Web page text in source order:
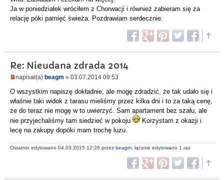
Ja w poniedziałek wróciłem z Chorwacji i również zabieram się za
relację póki pamięć świeża. Pozdrawiam serdecznie.
Re: Nieudana zdrada 2014
napisał(a) beagm » 03.07.2014 09:53
O wszystkim napiszę dokładnie, ale mogę zdradzić, że tak udało się i
właśnie taki widok z tarasu mieliśmy przez kilka dni i to za taką cenę,
że do teraz nie mogę w to uwierzyć. Sam apartament bez szału, ale
nie przyjechaliśmy tam siedzieć w pokoju
Korzystam z okazji i
lecę na zakupy dopóki mam trochę luzu.
Ostatnio edytowano 04.03.2015 12:26 przez beagm, łącznie edytowano 1 raz